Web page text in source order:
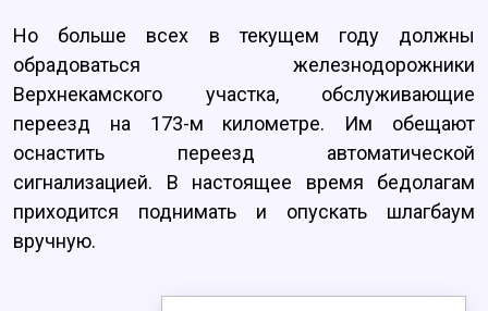
Но больше всех в текущем году должны
обрадоваться железнодорожники
Верхнекамского участка, обслуживающие
переезд на 173-м километре. Им обещают
оснастить переезд автоматической
сигнализацией. В настоящее время бедолагам
приходится поднимать и опускать шлагбаум
вручную.